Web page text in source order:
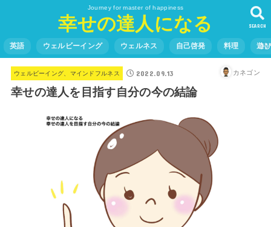
Journey for master of happiness
幸せの達人になる SEARCH
英語 ウェルビーイング ウェルネス 自己啓発 料理 遊
ウェルビーイング、マインドフルネス 2022.09.13 カネゴン
幸せの達人を目指す自分の今の結論